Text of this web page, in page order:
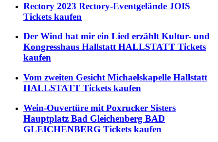
Rectory 2023 Rectory-Eventgelände JOIS
Tickets kaufen
Der Wind hat mir ein Lied erzählt Kultur- und
Kongresshaus Hallstatt HALLSTATT Tickets
kaufen
Vom zweiten Gesicht Michaelskapelle Hallstatt
HALLSTATT Tickets kaufen
Wein-Ouvertüre mit Poxrucker Sisters
Hauptplatz Bad Gleichenberg BAD
GLEICHENBERG Tickets kaufen